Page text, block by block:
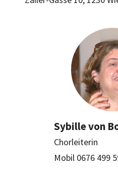
Sybille von
Chorleiterin
Mobil 0676 499